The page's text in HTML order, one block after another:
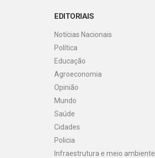
EDITORIAIS
Notícias Nacionais
Política
Educação
Agroeconomia
Opinião
Mundo
Saúde
Cidades
Policia
Infraestrutura e meio ambiente